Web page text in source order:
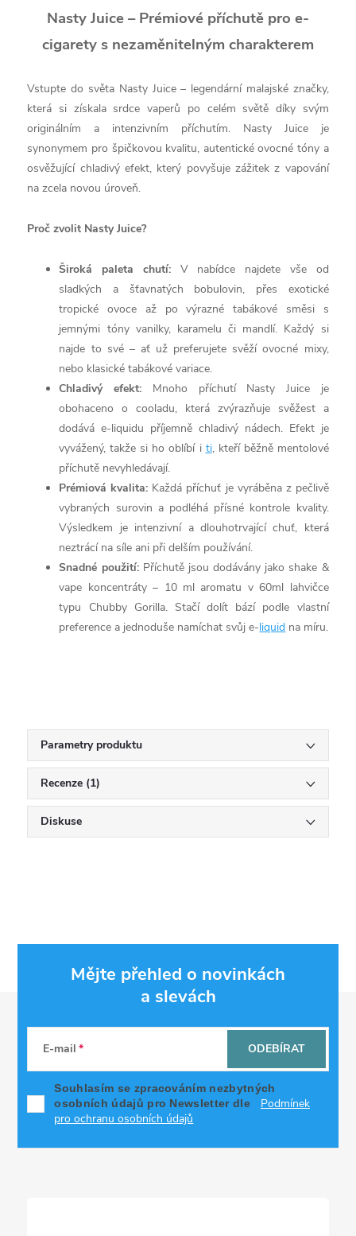
Nasty Juice – Prémiové příchutě pro e-
cigarety s nezaměnitelným charakterem
Vstupte do světa Nasty Juice – legendární malajské značky,
která si získala srdce vaperů po celém světě díky svým
originálním a intenzivním příchutím. Nasty Juice je
synonymem pro špičkovou kvalitu, autentické ovocné tóny a
osvěžující chladivý efekt, který povyšuje zážitek z vapování
na zcela novou úroveň.
Proč zvolit Nasty Juice?
Široká paleta chutí:V nabídce najdete vše od
sladkých a šťavnatých bobulovin, přes exotické
tropické ovoce až po výrazné tabákové směsi s
jemnými tóny vanilky, karamelu či mandlí. Každý si
najde to své – ať už preferujete svěží ovocné mixy,
nebo klasické tabákové variace.
Chladivý efekt: Mnoho příchutí Nasty Juice je
obohaceno o cooladu, která zvýrazňuje svěžest a
dodává e-liquidu příjemně chladivý nádech. Efekt je
vyvážený, takže si ho oblíbí i ti, kteří běžně mentolové
příchutě nevyhledávají.
Prémiová kvalita: Každá příchuť je vyráběna z pečlivě
vybraných surovin a podléhá přísné kontrole kvality.
Výsledkem je intenzivní a dlouhotrvající chuť, která
neztrácí na síle ani při delším používání.
Snadné použití:Příchutě jsou dodávány jako shake &
vape koncentráty – 10 ml aromatu v 60ml lahvičce
typu Chubby Gorilla. Stačí dolít bází podle vlastní
preference a jednoduše namíchat svůj e-liquid na míru.
Parametry produktu
Recenze (1)
Diskuse
Mějte přehled o novinkách
a slevách
E-mail
Souhlasím se zpracováním nezbytných
osobních údajů pro Newsletter dle
Podmínek
pro ochranu osobních údajů
ODEBÍRAT